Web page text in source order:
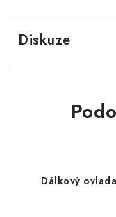
Diskuze
Dálkový